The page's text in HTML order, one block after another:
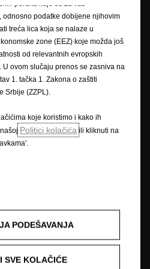
tečaju kod Centralne banke BIH od
listi objavljenoj na dan 15.8.2008.
se obračunava prema prodajnom
važećem na dan uplate. Vaš ovlašteni
AW OPL Distribution Kft. ne snosi
Dostupnost, tehničke
mogu biti različite ili mogu biti
ili mogu biti dostupne uz dodatne
o opremi koja se isporučuje na našim
odnosno podatke dobijene njihovim
treća lica koja se nalaze u
zone (EEZ) koje možda još
od relevantnih evropskih
ovom slučaju prenos se zasniva na
1. tačka 1. Zakona o zaštiti
Srbije (ZZPL).
koje koristimo i kako ih
Politici kolačića ili kliknuti na
PODEŠAVANJA
SVE KOLAČIĆE